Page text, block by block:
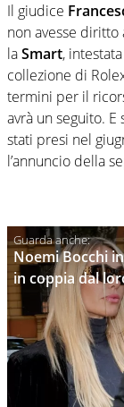
Il giudice
non avesse
laSmart,
collezione di
termini per il
avrà un seguito. E
stati presi nel
l’annuncio della
Noemi Bocchi
in coppia dal